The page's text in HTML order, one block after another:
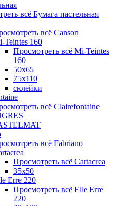
всё Бумага пастельная
всё Canson
Teintes 160
Просмотреть всё Mi-Teintes
160
50х65
75х110
склейки
всё Clairefontaine
всё Fabriano
Просмотреть всё Cartacrea
35х50
Erre 220
Просмотреть всё Elle Erre
220